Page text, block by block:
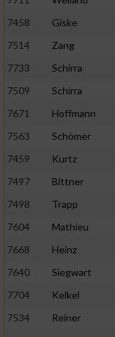
7458
Giske
7514
Zang
7733
Schirra
7509
Schirra
7671
Hoffmann
7563
Schömer
7459
Kurtz
7497
Bittner
7498
Trapp
7604
Mathieu
7668
Heinz
7640
Siegwart
7704
Kelkel
7534
Reiner